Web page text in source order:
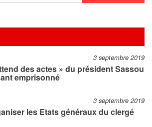
3 septembre 2019
des actes » du président Sassou
emprisonné
3 septembre 2019
les Etats généraux du clergé